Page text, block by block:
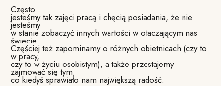
Często
jesteśmy tak zajęci pracą i chęcią posiadania, że nie
jesteśmy
w stanie zobaczyć innych wartości w otaczającym nas
świecie.
Częściej też zapominamy o różnych obietnicach (czy to
w pracy,
czy to w życiu osobistym), a także przestajemy
zajmować się tym,
co kiedyś sprawiało nam największą radość.